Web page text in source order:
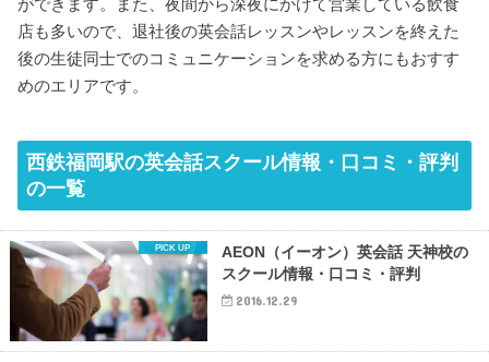
ができます。また、夜間から深夜にかけて営業している飲食
店も多いので、退社後の英会話レッスンやレッスンを終えた
後の生徒同士でのコミュニケーションを求める方にもおすす
めのエリアです。
西鉄福岡駅の英会話スクール情報・口コミ・評判
の一覧
AEON（イーオン）英会話 天神校の
スクール情報・口コミ・評判
2016.12.29